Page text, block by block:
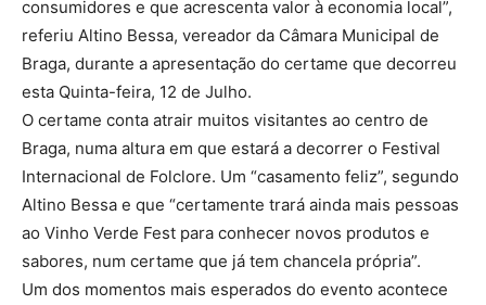
consumidores e que acrescenta valor à economia local”,
referiu Altino Bessa, vereador da Câmara Municipal de
Braga, durante a apresentação do certame que decorreu
esta Quinta-feira, 12 de Julho.
O certame conta atrair muitos visitantes ao centro de
Braga, numa altura em que estará a decorrer o Festival
Internacional de Folclore. Um “casamento feliz”, segundo
Altino Bessa e que “certamente trará ainda mais pessoas
ao Vinho Verde Fest para conhecer novos produtos e
sabores, num certame que já tem chancela própria”.
Um dos momentos mais esperados do evento acontece